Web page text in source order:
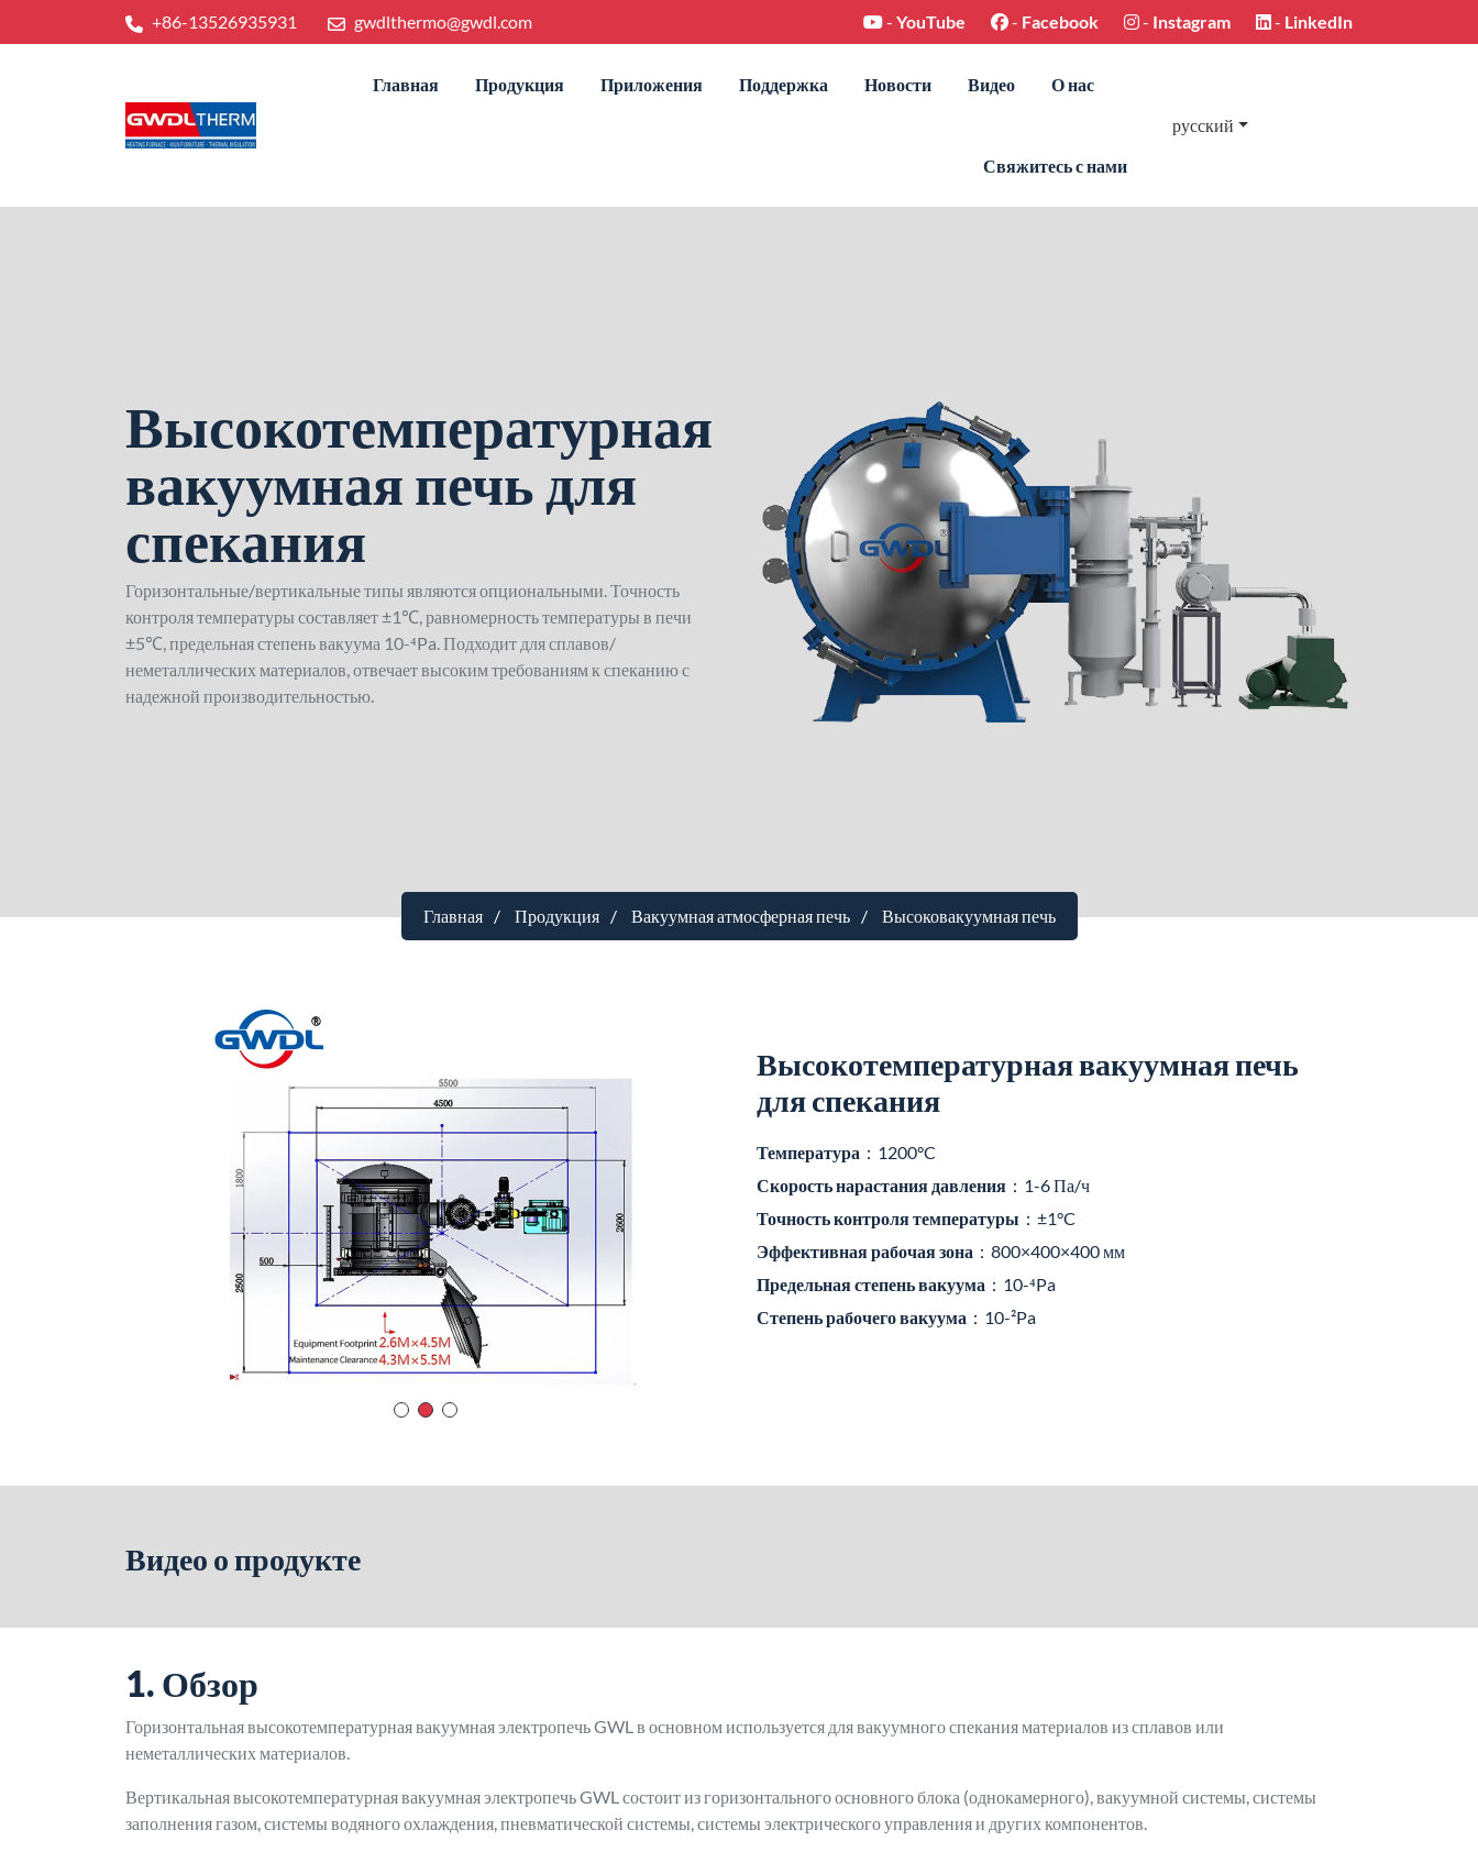
+86-13526935931 gwdlthermo@gwdl.com - YouTube - Facebook - Instagram - LinkedIn
Главная Продукция Приложения Поддержка Новости Видео О нас
Свяжитесь с нами
русский
Высокотемпературная
вакуумная печь для
спекания
Горизонтальные/вертикальные типы являются опциональными. Точность
контроля температуры составляет ±1℃, равномерность температуры в печи
±5℃, предельная степень вакуума 10-⁴Pa. Подходит для сплавов/
неметаллических материалов, отвечает высоким требованиям к спеканию с
надежной производительностью.
Главная Продукция Вакуумная атмосферная печь Высоковакуумная печь
Высокотемпературная вакуумная печь
для спекания
Температура ：1200°C
Скорость нарастания давления ：1-6 Па/ч
Точность контроля температуры ：±1°C
Эффективная рабочая зона ：800×400×400 мм
Предельная степень вакуума ：10-⁴Pa
Степень рабочего вакуума ：10-²Pa
Видео о продукте
1. Обзор
Горизонтальная высокотемпературная вакуумная электропечь GWL в основном используется для вакуумного спекания материалов из сплавов или
неметаллических материалов.
Вертикальная высокотемпературная вакуумная электропечь GWL состоит из горизонтального основного блока (однокамерного), вакуумной системы, системы
заполнения газом, системы водяного охлаждения, пневматической системы, системы электрического управления и других компонентов.